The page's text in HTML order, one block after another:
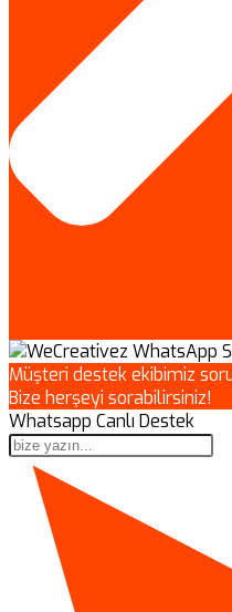
Müşteri destek ekibimiz
Bize herşeyi sorabilirsiniz!
Whatsapp Canlı Destek